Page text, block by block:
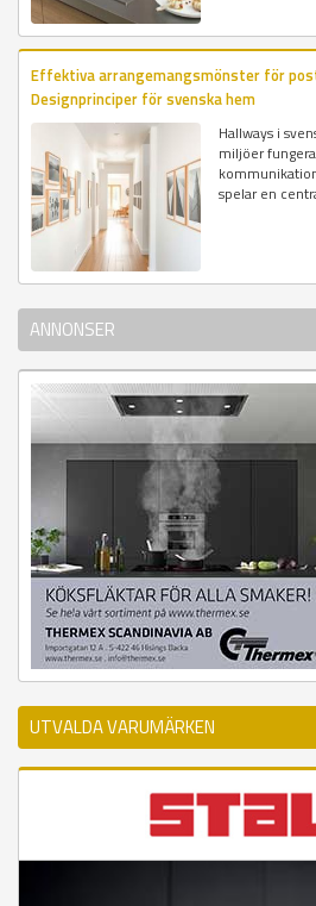
Effektiva arrangemangsmönster för
Designprinciper för svenska hem
Hallways i
miljöer
spelar en
ANNONSER
UTVALDA VARUMÄRKEN